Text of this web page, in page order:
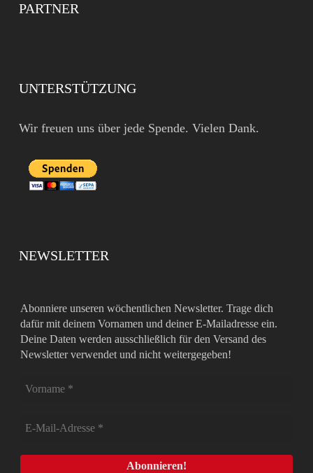
PARTNER
UNTERSTÜTZUNG
Wir freuen uns über jede Spende. Vielen Dank.
NEWSLETTER
Abonniere unseren wöchentlichen Newsletter. Trage dich
dafür mit deinem Vornamen und deiner E-Mailadresse ein.
Deine Daten werden ausschließlich für den Versand des
Newsletter verwendet und nicht weitergegeben!